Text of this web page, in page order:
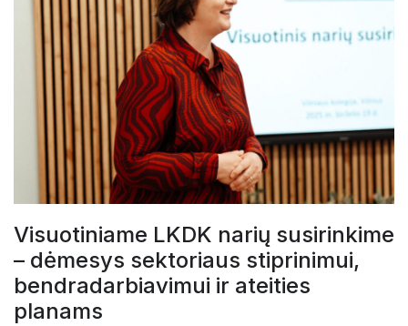
Visuotiniame LKDK narių susirinkime
– dėmesys sektoriaus stiprinimui,
bendradarbiavimui ir ateities
planams